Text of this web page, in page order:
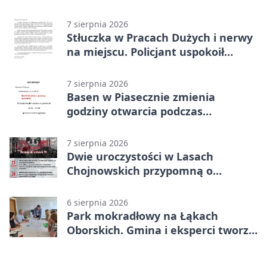
7 sierpnia 2026
Stłuczka w Pracach Dużych i nerwy
na miejscu. Policjant uspokoił
7 sierpnia 2026
Basen w Piasecznie zmienia
godziny otwarcia podczas
7 sierpnia 2026
Dwie uroczystości w Lasach
Chojnowskich przypomną o
6 sierpnia 2026
Park mokradłowy na Łąkach
Oborskich. Gmina i eksperci tworzą